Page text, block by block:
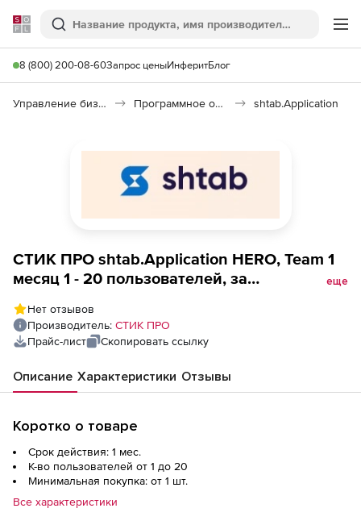
Softline
Поиск
8 (800) 200-08-60Запрос ценыИнферитБлог
Управление бизнесом, CRM/ERP Программное обеспечение для ведения дел shtab.Application
СТИК ПРО shtab.Application HERO, Team 1
месяц 1 - 20 пользователей, за
еще
Нет отзывов
Производитель: СТИК ПРО
Прайс-лист
Скопировать ссылку
Описание Характеристики Отзывы
Коротко о товаре
Срок действия: 1 мес.
К-во пользователей от 1 до 20
Минимальная покупка: от 1 шт.
Все характеристики